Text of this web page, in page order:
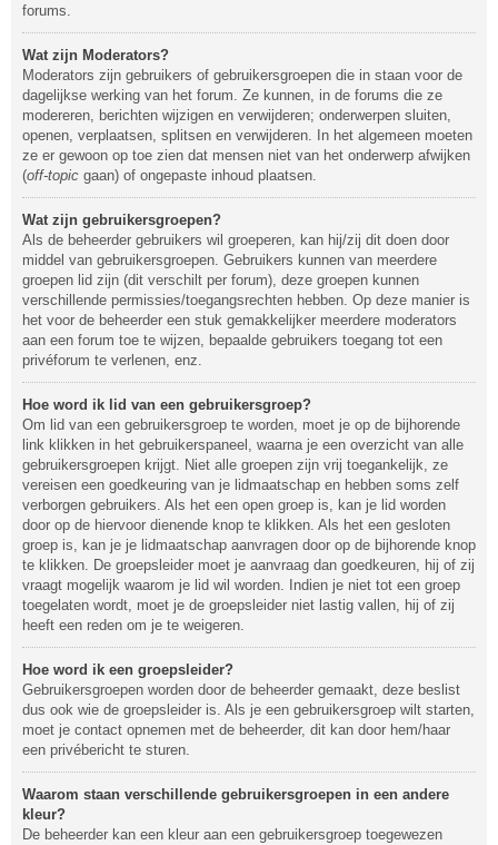
forums.
Wat zijn Moderators?
Moderators zijn gebruikers of gebruikersgroepen die in staan voor de
dagelijkse werking van het forum. Ze kunnen, in de forums die ze
modereren, berichten wijzigen en verwijderen; onderwerpen sluiten,
openen, verplaatsen, splitsen en verwijderen. In het algemeen moeten
ze er gewoon op toe zien dat mensen niet van het onderwerp afwijken
(off-topic gaan) of ongepaste inhoud plaatsen.
Wat zijn gebruikersgroepen?
Als de beheerder gebruikers wil groeperen, kan hij/zij dit doen door
middel van gebruikersgroepen. Gebruikers kunnen van meerdere
groepen lid zijn (dit verschilt per forum), deze groepen kunnen
verschillende permissies/toegangsrechten hebben. Op deze manier is
het voor de beheerder een stuk gemakkelijker meerdere moderators
aan een forum toe te wijzen, bepaalde gebruikers toegang tot een
privéforum te verlenen, enz.
Hoe word ik lid van een gebruikersgroep?
Om lid van een gebruikersgroep te worden, moet je op de bijhorende
link klikken in het gebruikerspaneel, waarna je een overzicht van alle
gebruikersgroepen krijgt. Niet alle groepen zijn vrij toegankelijk, ze
vereisen een goedkeuring van je lidmaatschap en hebben soms zelf
verborgen gebruikers. Als het een open groep is, kan je lid worden
door op de hiervoor dienende knop te klikken. Als het een gesloten
groep is, kan je je lidmaatschap aanvragen door op de bijhorende knop
te klikken. De groepsleider moet je aanvraag dan goedkeuren, hij of zij
vraagt mogelijk waarom je lid wil worden. Indien je niet tot een groep
toegelaten wordt, moet je de groepsleider niet lastig vallen, hij of zij
heeft een reden om je te weigeren.
Hoe word ik een groepsleider?
Gebruikersgroepen worden door de beheerder gemaakt, deze beslist
dus ook wie de groepsleider is. Als je een gebruikersgroep wilt starten,
moet je contact opnemen met de beheerder, dit kan door hem/haar
een privébericht te sturen.
Waarom staan verschillende gebruikersgroepen in een andere
kleur?
De beheerder kan een kleur aan een gebruikersgroep toegewezen